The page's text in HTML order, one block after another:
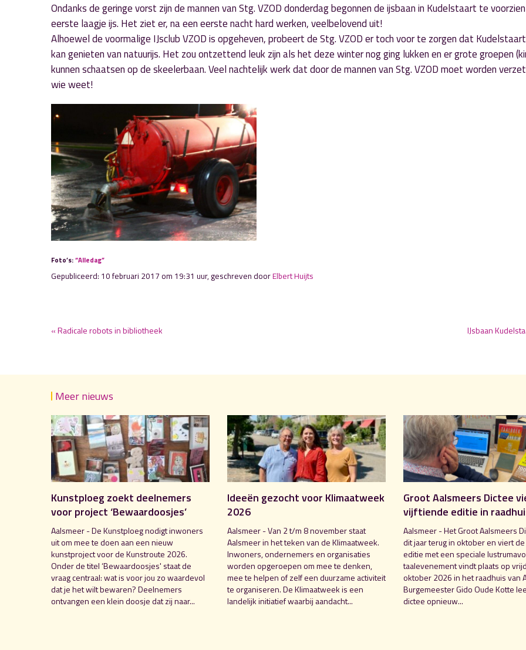
Ondanks de geringe vorst zijn de mannen van Stg. VZOD donderdag begonnen de ijsbaan in Kudelstaart te
eerste laagje ijs. Het ziet er, na een eerste nacht hard werken, veelbelovend uit!
Alhoewel de voormalige IJsclub VZOD is opgeheven, probeert de Stg. VZOD er toch voor te zorgen dat
kan genieten van natuurijs. Het zou ontzettend leuk zijn als het deze winter nog ging lukken en er grote groepen
kunnen schaatsen op de skeelerbaan. Veel nachtelijk werk dat door de mannen van Stg. VZOD moet worden
wie weet!
Foto’s:“Alledag”
Gepubliceerd: 10 februari 2017 om 19:31 uur, geschreven doorElbert Huijts
« Radicale robots in bibliotheek IJsbaan
Meer nieuws
Kunstploeg zoekt deelnemers
voor project ‘Bewaardoosjes’
Aalsmeer - De Kunstploeg nodigt inwoners
uit om mee te doen aan een nieuw
kunstproject voor de Kunstroute 2026.
Onder de titel ‘Bewaardoosjes' staat de
vraag centraal: wat is voor jou zo waardevol
dat je het wilt bewaren? Deelnemers
ontvangen een klein doosje dat zij naar...
Ideeën gezocht voor Klimaatweek
2026
Aalsmeer - Van 2 t/m 8 november staat
Aalsmeer in het teken van de Klimaatweek.
Inwoners, ondernemers en organisaties
worden opgeroepen om mee te denken,
mee te helpen of zelf een duurzame activiteit
te organiseren. De Klimaatweek is een
landelijk initiatief waarbij aandacht...
Groot Aalsmeers Dictee
vijftiende editie in
Aalsmeer - Het Groot Aalsmeers
dit jaar terug in oktober en viert
editie met een speciale
taalevenement vindt plaats op
oktober 2026 in het raadhuis van
Burgemeester Gido Oude Kotte
dictee opnieuw...